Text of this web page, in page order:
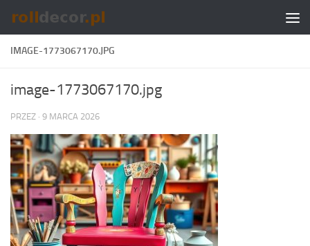
Skip to content
IMAGE-1773067170.JPG
image-1773067170.jpg
PRZEZ · 9 MARCA 2026